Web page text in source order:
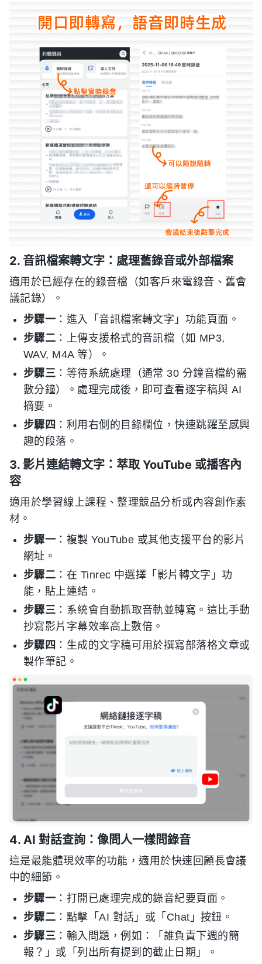
2. 音訊檔案轉文字：處理舊錄音或外部檔案
適用於已經存在的錄音檔（如客戶來電錄音、舊會
議記錄）。
步驟一 ：進入「音訊檔案轉文字」功能頁面。
步驟二 ：上傳支援格式的音訊檔（如 MP3,
WAV, M4A 等）。
步驟三 ：等待系統處理（通常 30 分鐘音檔約需
數分鐘）。處理完成後，即可查看逐字稿與 AI
摘要。
步驟四 ：利用右側的目錄欄位，快速跳躍至感興
趣的段落。
3. 影片連結轉文字：萃取 YouTube 或播客內
容
適用於學習線上課程、整理競品分析或內容創作素
材。
步驟一 ：複製 YouTube 或其他支援平台的影片
網址。
步驟二 ：在 Tinrec 中選擇「影片轉文字」功
能，貼上連結。
步驟三 ：系統會自動抓取音軌並轉寫。這比手動
抄寫影片字幕效率高上數倍。
步驟四 ：生成的文字稿可用於撰寫部落格文章或
製作筆記。
4. AI 對話查詢：像問人一樣問錄音
這是最能體現效率的功能，適用於快速回顧長會議
中的細節。
步驟一 ：打開已處理完成的錄音紀要頁面。
步驟二 ：點擊「AI 對話」或「Chat」按鈕。
步驟三 ：輸入問題，例如：「誰負責下週的簡
報？」或「列出所有提到的截止日期」。